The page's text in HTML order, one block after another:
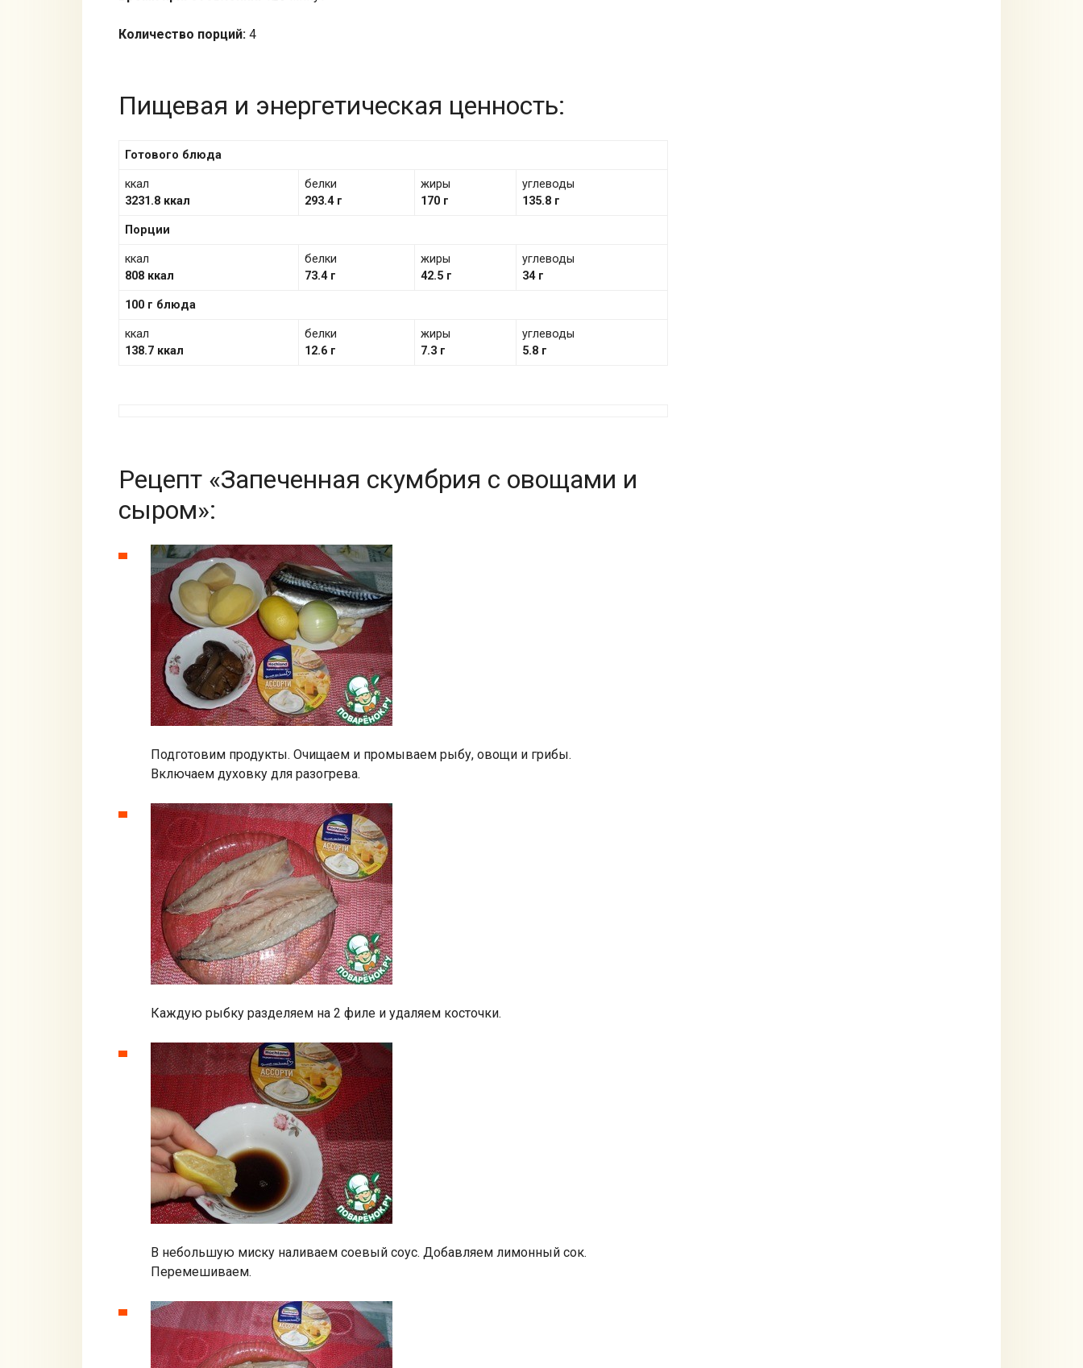
Количество порций: 4
Пищевая и энергетическая ценность:
Готового блюда
ккал
3231.8 ккал
белки
293.4 г
жиры
170 г
углеводы
135.8 г
Порции
ккал
808 ккал
белки
73.4 г
жиры
42.5 г
углеводы
34 г
100 г блюда
ккал
138.7 ккал
белки
12.6 г
жиры
7.3 г
углеводы
5.8 г
Рецепт «Запеченная скумбрия с овощами и
сыром»:
Подготовим продукты. Очищаем и промываем рыбу, овощи и грибы.
Включаем духовку для разогрева.
Каждую рыбку разделяем на 2 филе и удаляем косточки.
В небольшую миску наливаем соевый соус. Добавляем лимонный сок.
Перемешиваем.